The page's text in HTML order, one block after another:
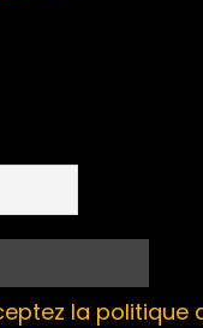
la politique